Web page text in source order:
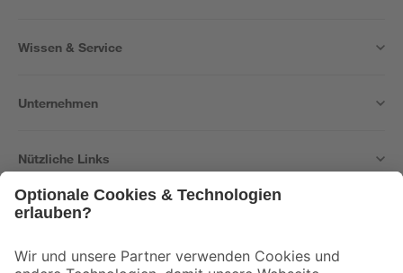
Wissen & Service
Unternehmen
Nützliche Links
Der toom Newsletter: Keine Angebote und Aktionen mehr verpassen!